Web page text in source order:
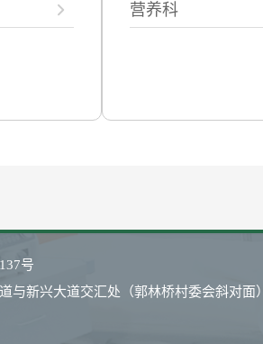
营养科
号
与新兴大道交汇处（郭林桥村委会斜对面）